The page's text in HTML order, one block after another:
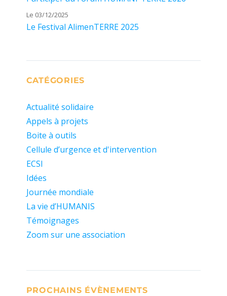
Le 03/12/2025
Le Festival AlimenTERRE 2025
CATÉGORIES
Actualité solidaire
Appels à projets
Boite à outils
Cellule d’urgence et d'intervention
ECSI
Idées
Journée mondiale
La vie d’HUMANIS
Témoignages
Zoom sur une association
PROCHAINS ÉVÈNEMENTS